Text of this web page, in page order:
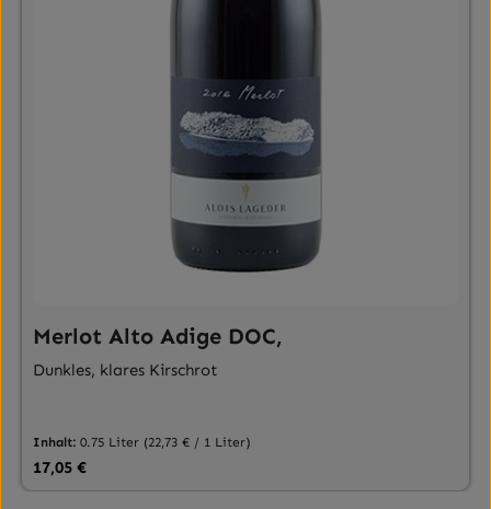
Merlot Alto Adige DOC,
Dunkles, klares Kirschrot
Inhalt:0.75 Liter (22,73 € / 1 Liter)
Regulärer Preis:
17,05 €